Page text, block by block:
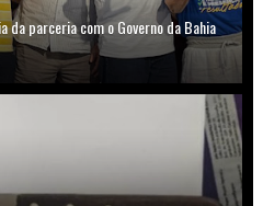
parceria com o Governo da Bahia